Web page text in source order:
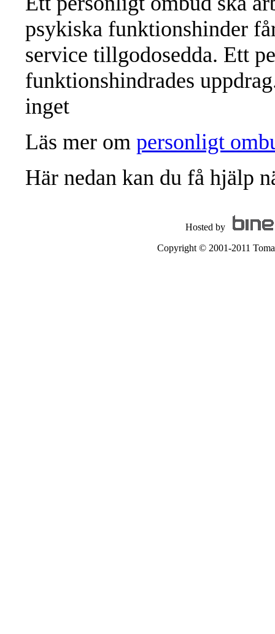
psykiska funktionshinder
service tillgodosedda. Ett
funktionshindrades
inget
Läs mer om personligt
Här nedan kan du få hjälp
Hosted by
Copyright © 2001-2011